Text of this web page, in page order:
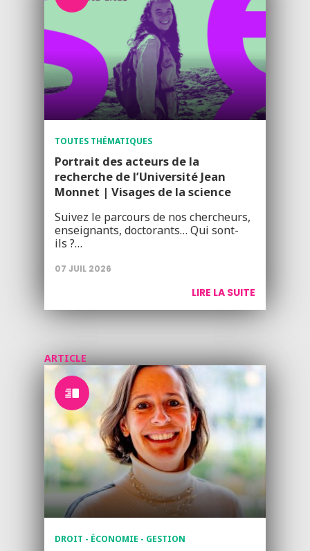
TOUTES THÉMATIQUES
Portrait des acteurs de la
recherche de l’Université Jean
Monnet | Visages de la science
Suivez le parcours de nos chercheurs,
enseignants, doctorants… Qui sont-
ils ?…
07 JUIL 2026
LIRE LA SUITE
ARTICLE
DROIT - ÉCONOMIE - GESTION